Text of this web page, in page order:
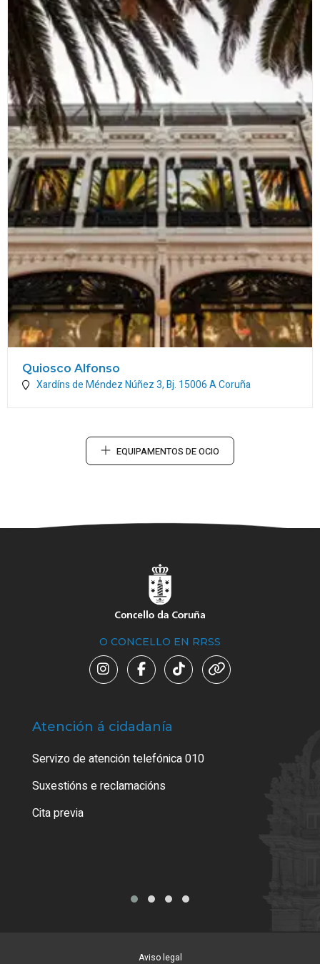
Quiosco Alfonso
Xardíns de Méndez Núñez 3, Bj. 15006A Coruña
EQUIPAMENTOS DE OCIO
O CONCELLO EN RRSS
Atención á cidadanía
Servizo de atención telefónica 010
Suxestións e reclamacións
Cita previa
Aviso legal